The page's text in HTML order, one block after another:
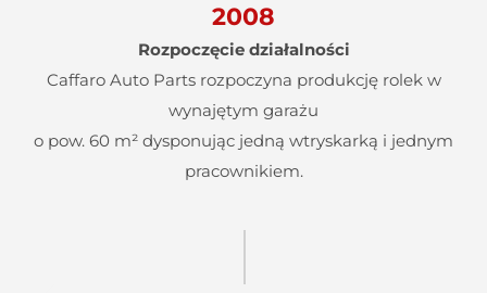
2008
Rozpoczęcie działalności
Caffaro Auto Parts rozpoczyna produkcję rolek w
wynajętym garażu
o pow. 60 m² dysponując jedną wtryskarką i jednym
pracownikiem.